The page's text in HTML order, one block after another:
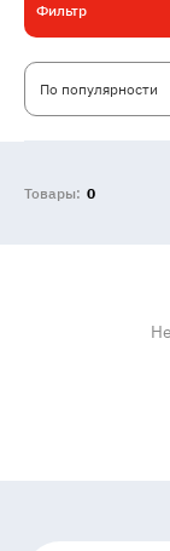
Фильтр
По популярности
Товары: 0